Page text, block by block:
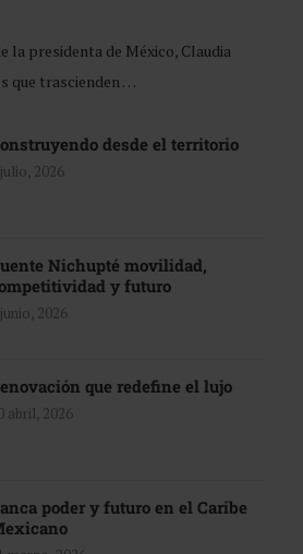
la presidenta de México, Claudia
que trascienden …
desde el territorio
2026
Nichupté movilidad,
y futuro
2026
que redefine el lujo
abril, 2026
poder y futuro en el Caribe